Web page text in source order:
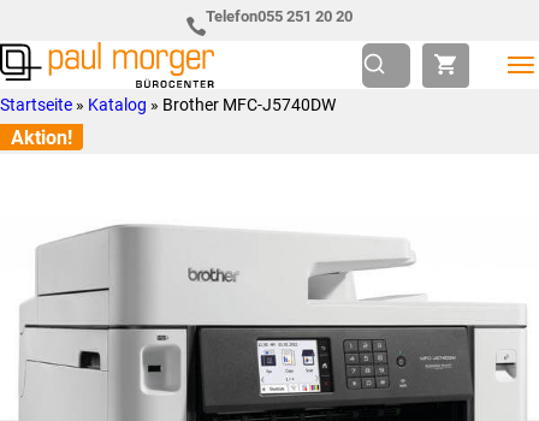
Hauptnavigation
springen
to
main
content
Telefon055 251 20 20
Paul
Morger
so
individuell
Startseite » Katalog » Brother MFC-J5740DW
Aktion!